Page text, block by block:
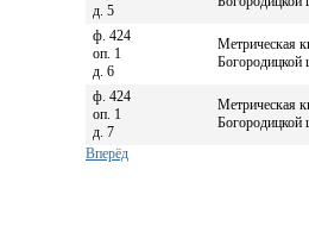
д. 5
ф. 424
оп. 1
д. 6
Метрическая
Богородицкой
ф. 424
оп. 1
д. 7
Метрическая
Богородицкой
Вперёд